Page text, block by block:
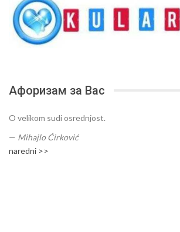
Афоризам за Вас
O velikom sudi osrednjost.
— Mihajlo Ćirković
naredni >>